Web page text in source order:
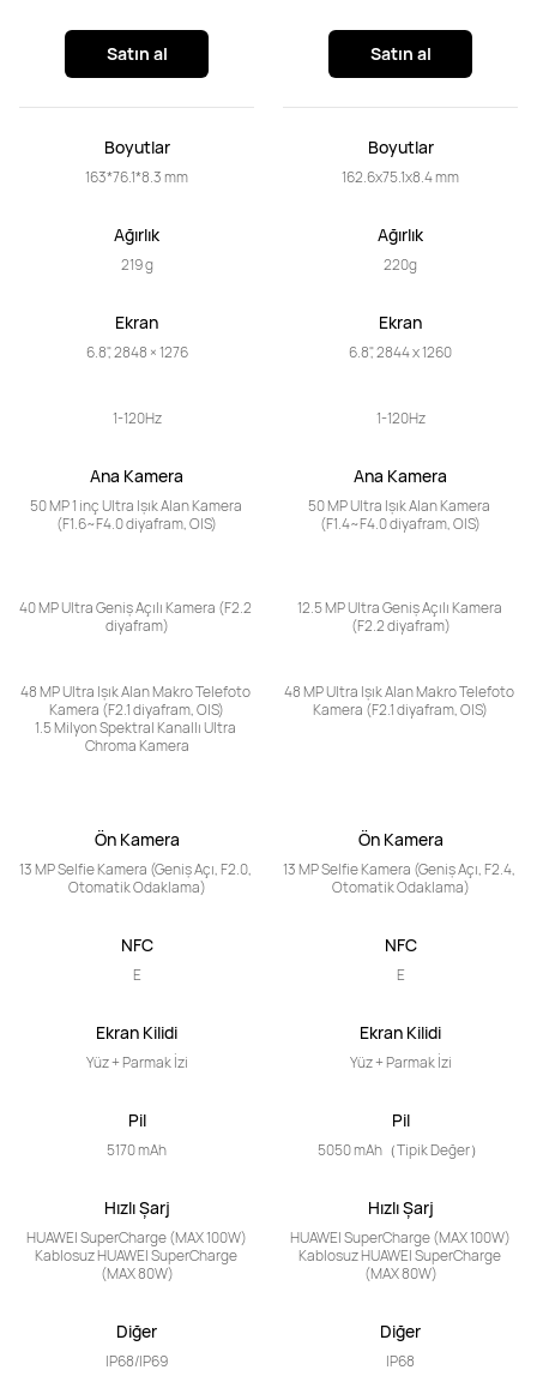
Satın al
Boyutlar
163*76.1*8.3 mm
Ağırlık
219 g
Ekran
6.8", 2848 × 1276
1-120Hz
Ana Kamera
50 MP 1 inç Ultra Işık Alan Kamera
(F1.6~F4.0 diyafram, OIS)
40 MP Ultra Geniş Açılı Kamera (F2.2
diyafram)
48 MP Ultra Işık Alan Makro Telefoto
Kamera (F2.1 diyafram, OIS)
1.5 Milyon Spektral Kanallı Ultra
Chroma Kamera
Ön Kamera
13 MP Selfie Kamera (Geniş Açı, F2.0,
Otomatik Odaklama)
NFC
E
Ekran Kilidi
Yüz + Parmak İzi
Pil
5170 mAh
Hızlı Şarj
HUAWEI SuperCharge (MAX 100W)
Kablosuz HUAWEI SuperCharge
(MAX 80W)
Diğer
IP68/IP69
Satın al
Boyutlar
162.6x75.1x8.4 mm
Ağırlık
220g
Ekran
6.8", 2844 x 1260
1-120Hz
Ana Kamera
50 MP Ultra Işık Alan Kamera
(F1.4~F4.0 diyafram, OIS)
12.5 MP Ultra Geniş Açılı Kamera
(F2.2 diyafram)
48 MP Ultra Işık Alan Makro Telefoto
Kamera (F2.1 diyafram, OIS)
Ön Kamera
13 MP Selfie Kamera (Geniş Açı, F2.4,
Otomatik Odaklama)
NFC
E
Ekran Kilidi
Yüz + Parmak İzi
Pil
5050 mAh（Tipik Değer）
Hızlı Şarj
HUAWEI SuperCharge (MAX 100W)
Kablosuz HUAWEI SuperCharge
(MAX 80W)
Diğer
IP68